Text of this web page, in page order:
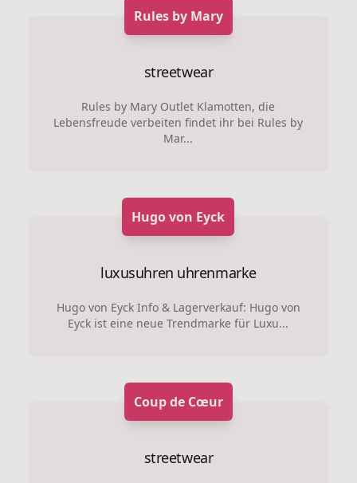
Rules by Mary
streetwear
Rules by Mary Outlet Klamotten, die
Lebensfreude verbeiten findet ihr bei Rules by
Mar...
Hugo von Eyck
luxusuhren uhrenmarke
Hugo von Eyck Info & Lagerverkauf: Hugo von
Eyck ist eine neue Trendmarke für Luxu...
Coup de Cœur
streetwear